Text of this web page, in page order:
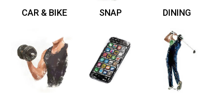
CAR & BIKE SNAP DINING